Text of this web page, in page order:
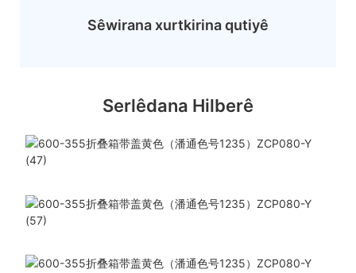
Sêwirana xurtkirina qutiyê
Serlêdana Hilberê